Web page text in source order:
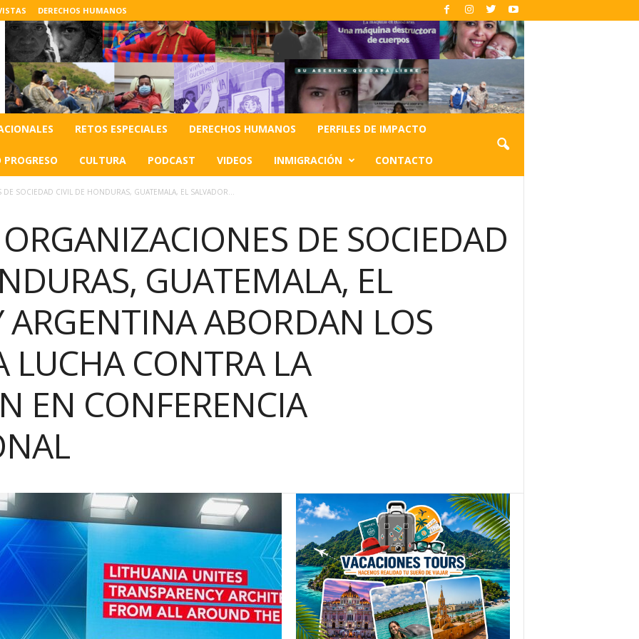
DERECHOS HUMANOS
RETOS ESPECIALES DERECHOS HUMANOS PERFILES DE IMPACTO
PROGRESO CULTURA PODCAST VIDEOS INMIGRACIÓN CONTACTO
DE SOCIEDAD CIVIL DE HONDURAS, GUATEMALA, EL SALVADOR...
ORGANIZACIONES DE SOCIEDAD
GUATEMALA, EL
ARGENTINA ABORDAN LOS
LUCHA CONTRA LA
EN CONFERENCIA